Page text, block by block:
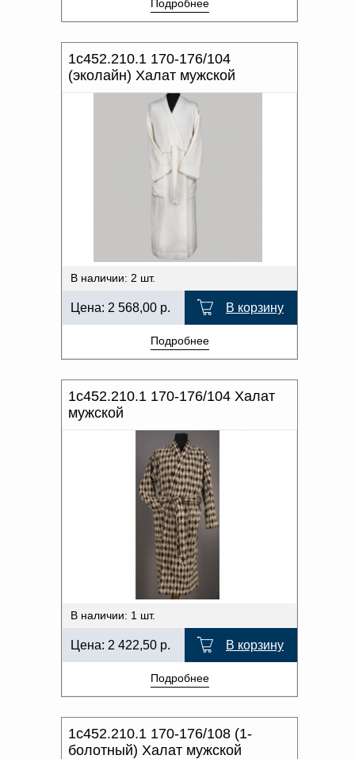
Подробнее
1с452.210.1 170-176/104
(эколайн) Халат мужской
В наличии: 2 шт.
Цена: 2 568,00 р. В корзину
Подробнее
1с452.210.1 170-176/104 Халат
мужской
В наличии: 1 шт.
Цена: 2 422,50 р. В корзину
Подробнее
1с452.210.1 170-176/108 (1-
болотный) Халат мужской